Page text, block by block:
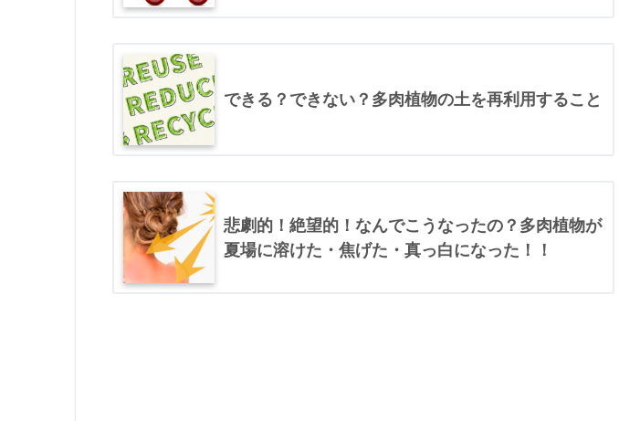
できる？できない？多肉植物の土を再利用すること
悲劇的！絶望的！なんでこうなったの？多肉植物が
夏場に溶けた・焦げた・真っ白になった！！